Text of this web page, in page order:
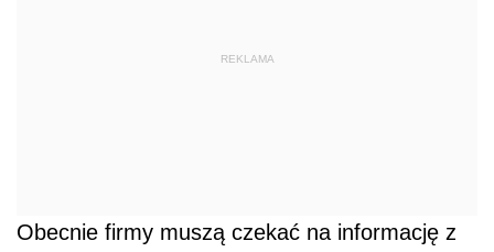
REKLAMA
Obecnie firmy muszą czekać na informację z